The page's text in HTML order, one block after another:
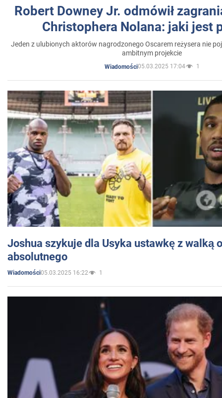
Robert Downey Jr. odmówił
Christophera Nolana: jaki jest
Jeden z ulubionych aktorów nagrodzonego Oscarem reżysera nie
ambitnym projekcie
Wiadomości05.03.2025 17:04 1
Joshua szykuje dla Usyka ustawkę z walką
absolutnego
Wiadomości05.03.2025 16:22 1